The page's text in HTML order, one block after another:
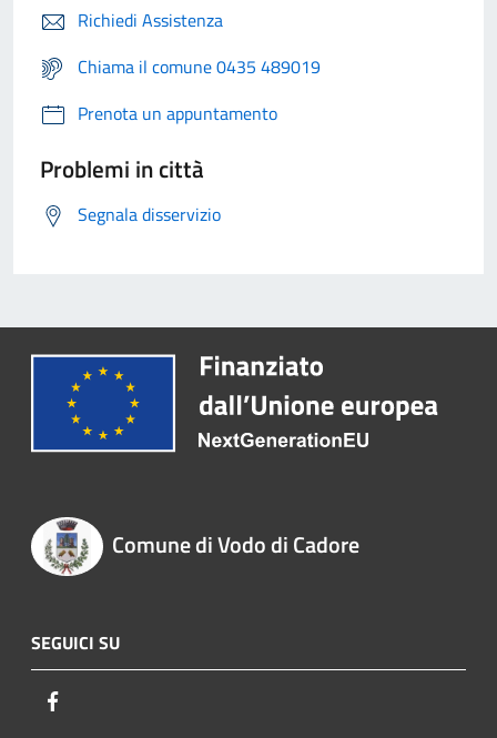
Richiedi Assistenza
Chiama il comune 0435 489019
Prenota un appuntamento
Problemi in città
Segnala disservizio
Comune di Vodo di Cadore
SEGUICI SU